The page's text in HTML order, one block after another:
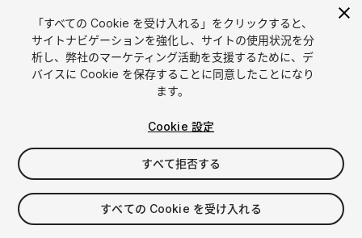
1 /2
$15
消費税は決済時に計算されます
「すべての Cookie を受け入れる」をクリックすると、
サイトナビゲーションを強化し、サイトの使用状況を分
析し、弊社のマーケティング活動を支援するために、デ
バイスに Cookie を保存することに同意したことになり
ます。
Cookie 設定
すべて拒否する
すべての Cookie を受け入れる